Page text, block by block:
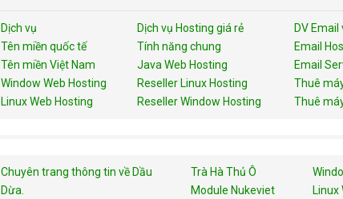
Dịch vụ
Tên miền quốc tế
Tên miền Việt Nam
Window Web Hosting
Linux Web Hosting
Dịch vụ Hosting giá rẻ
Tính năng chung
Java Web Hosting
Reseller Linux Hosting
Reseller Window Hosting
DV
Email
Email
Thuê
Thuê
Chuyên trang thông tin về Dầu
Dừa.
Trà Hà Thủ Ô
Module Nukeviet
Linux